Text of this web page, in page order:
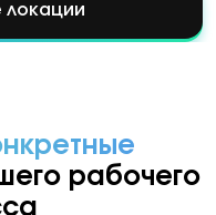
локации
рабочего